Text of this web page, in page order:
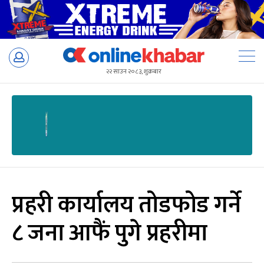
Skip
२२ साउन २०८३, शुक्रबार
प्रहरी कार्यालय तोडफोड गर्ने
८ जना आफैं पुगे प्रहरीमा